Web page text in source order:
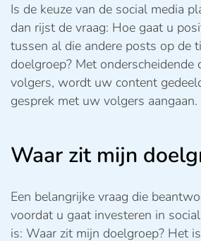
Is de keuze van de social media
dan rijst de vraag: Hoe gaat u
tussen al die andere posts op de
doelgroep? Met onderscheidende
volgers, wordt uw content
gesprek met uw volgers aangaan.
Waar zit mijn
Een belangrijke vraag die
voordat u gaat investeren in
is: Waar zit mijn doelgroep? Het